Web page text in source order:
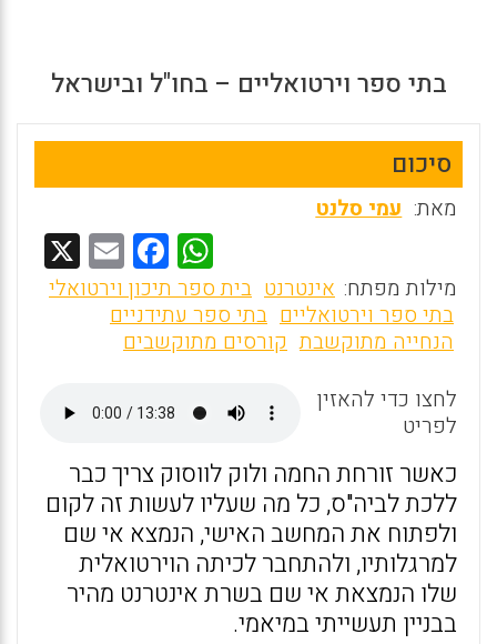
בתי ספר וירטואליים – בחו"ל ובישראל
סיכום
מאת: עמי סלנט
W
h
at
s
A
p
p
F
a
ce
b
o
o
k
E
m מילות מפתח: אינטרנט בית ספר תיכון וירטואלי
בתי ספר וירטואליים בתי ספר עתידניים
הנחייה מתוקשבת קורסים מתוקשבים
לחצו כדי להאזין
לפריט
כאשר זורחת החמה ולוק לווסוק צריך כבר
ללכת לביה"ס, כל מה שעליו לעשות זה לקום
ולפתוח את המחשב האישי, הנמצא אי שם
למרגלותיו, ולהתחבר לכיתה הוירטואלית
שלו הנמצאת אי שם בשרת אינטרנט מהיר
בבניין תעשייתי במיאמי.